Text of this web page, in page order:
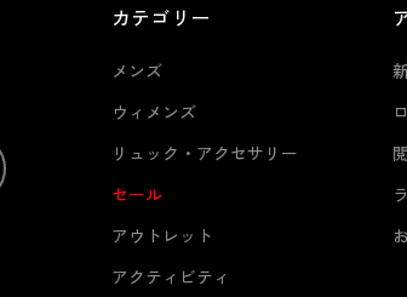
カテゴリー
メンズ
ウィメンズ
リュック・アクセサリー
セール
アウトレット
アクティビティ